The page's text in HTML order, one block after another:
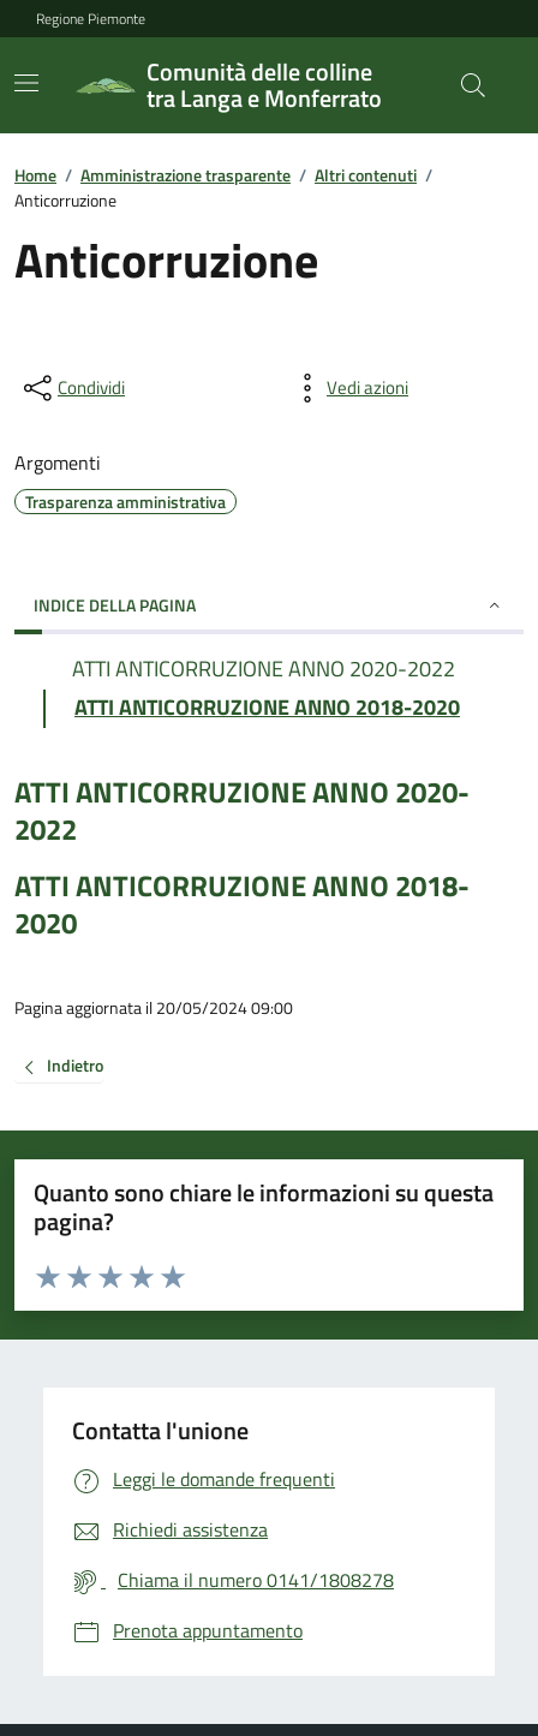
Regione Piemonte
Comunità delle colline
tra Langa e Monferrato
Home / Amministrazione trasparente / Altri contenuti /
Anticorruzione
Anticorruzione
Condividi Vedi azioni
Argomenti
Trasparenza amministrativa
INDICE DELLA PAGINA
ATTI ANTICORRUZIONE ANNO 2020-2022
ATTI ANTICORRUZIONE ANNO 2018-2020
ATTI ANTICORRUZIONE ANNO 2020-
2022
ATTI ANTICORRUZIONE ANNO 2018-
2020
Pagina aggiornata il 20/05/2024 09:00
Indietro
Quanto sono chiare le informazioni su questa
pagina?
Valuta da 1 a 5 stelle la pagina
Valuta 5 stelle su 5
Valuta 4 stelle su 5
Valuta 3 stelle su 5
Valuta 2 stelle su 5
Valuta 1 stelle su 5
Contatta l'unione
Leggi le domande frequenti
Richiedi assistenza
Chiama il numero 0141/1808278
Prenota appuntamento